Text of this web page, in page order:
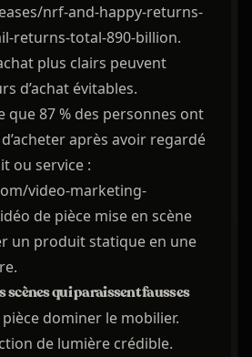
nrf-and-happy-returns-
returns-total-890-billion.
plus clairs peuvent
d’achat évitables.
que 87 % des personnes ont
après avoir regardé
ou service :
video-marketing-
de pièce mise en scène
un produit statique en une
scènes qui paraissent fausses
pièce dominer le mobilier.
de lumière crédible.